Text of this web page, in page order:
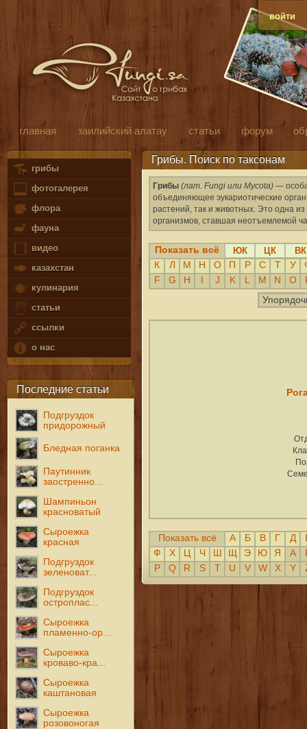
войти
главная заилийский алатау статьи форум
грибы
фотогалерея
флора
фауна
видео
казахстан
кулинария
статьи
ссылки
о нас
Последние статьи
Подгруздок
придорожный
Бледная поганка
Паутинник
заостренно...
Шампиньон
красноватый
Сыроежка
красная
Подгруздок
зеленоват...
Подгруздок
остроплас...
Сыроежка
пламенно-ор...
Сыроежка
кроваво-кра...
Сыроежка
каштановая
Сыроежка
розовоногая
Грибы. Поиск по таксонам
Грибы (лат. Fungi или Mycota) —
объединяющее эукариотические
растений, так и животных. Это одна
организмов, ставшая неотъемлемой
Показать всё ЮК ЦК
ВК
К
Л М Н О П Р С Т У
F
G H J K M N O
Показать всё А Б В Г Д
Ф
Х Ч Э Ю Я A
P
Q R S T U V W X Y